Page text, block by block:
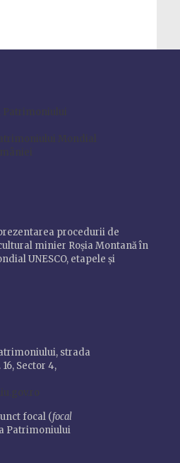
Patrimoniului
Mondial
procedurii de
minier Roșia Montană în
UNESCO, etapele și
strada
Sector 4,
focal (focal
Patrimoniului